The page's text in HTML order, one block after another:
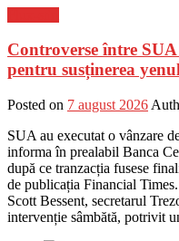
Controverse între
pentru susținerea
Posted on 7 august 2026
SUA au executat o vânzare
informa în prealabil Banca
după ce tranzacția fusese
de publicația Financial
Scott Bessent, secretarul
intervenție sâmbătă, potrivit